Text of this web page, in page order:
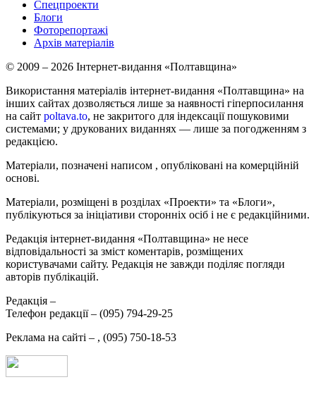
Спецпроекти
Блоги
Фоторепортажі
Архів матеріалів
© 2009 – 2026 Інтернет-видання «Полтавщина»
Використання матеріалів інтернет-видання «Полтавщина» на
інших сайтах дозволяється лише за наявності гіперпосилання
на сайт poltava.to, не закритого для індексації пошуковими
системами; у друкованих виданнях — лише за погодженням з
редакцією.
Матеріали, позначені написом , опубліковані на комерційній
основі.
Матеріали, розміщені в розділах «Проекти» та «Блоги»,
публікуються за ініціативи сторонніх осіб і не є редакційними.
Редакція інтернет-видання «Полтавщина» не несе
відповідальності за зміст коментарів, розміщених
користувачами сайту. Редакція не завжди поділяє погляди
авторів публікацій.
Редакція –
Телефон редакції – (095) 794-29-25
Реклама на сайті – , (095) 750-18-53